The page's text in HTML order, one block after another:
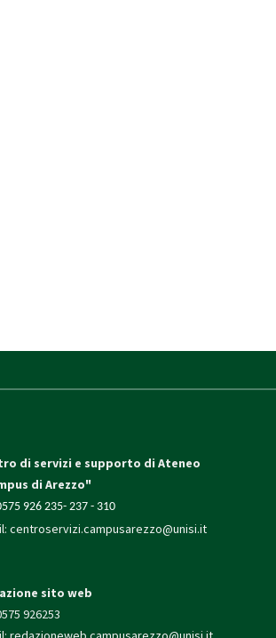
di servizi e supporto di Ateneo
di Arezzo"
926 235- 237 - 310
centroservizi.campusarezzo@unisi.it
sito web
926253